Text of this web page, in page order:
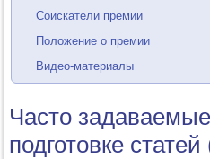
Соискатели премии
Положение о премии
Видео-материалы
Часто
подготовке